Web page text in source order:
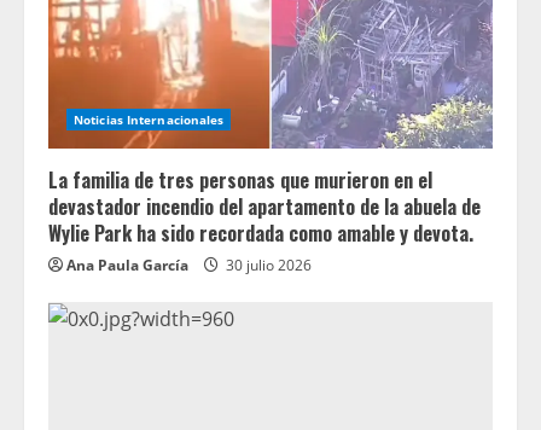
Noticias Internacionales
La familia de tres personas que murieron en el
devastador incendio del apartamento de la abuela de
Wylie Park ha sido recordada como amable y devota.
Ana Paula García 30 julio 2026